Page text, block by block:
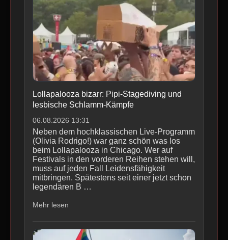
Lollapalooza bizarr: Pipi-Stagediving und
lesbische Schlamm-Kämpfe
06.08.2026 13:31
Neben dem hochklassischen Live-Programm
(Olivia Rodrigo!) war ganz schön was los
beim Lollapalooza in Chicago. Wer auf
Festivals in den vorderen Reihen stehen will,
muss auf jeden Fall Leidensfähigkeit
mitbringen. Spätestens seit einer jetzt schon
legendären B …
Mehr lesen